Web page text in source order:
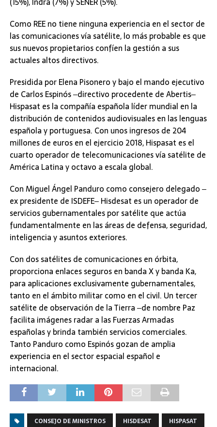
Como REE no tiene ninguna experiencia en el sector de
las comunicaciones vía satélite, lo más probable es que
sus nuevos propietarios confíen la gestión a sus
actuales altos directivos.
Presidida por Elena Pisonero y bajo el mando ejecutivo
de Carlos Espinós ‒directivo procedente de Abertis‒
Hispasat es la compañía española líder mundial en la
distribución de contenidos audiovisuales en las lenguas
española y portuguesa. Con unos ingresos de 204
millones de euros en el ejercicio 2018, Hispasat es el
cuarto operador de telecomunicaciones vía satélite de
América Latina y octavo a escala global.
Con Miguel Ángel Panduro como consejero delegado ‒
ex presidente de ISDEFE‒ Hisdesat es un operador de
servicios gubernamentales por satélite que actúa
fundamentalmente en las áreas de defensa, seguridad,
inteligencia y asuntos exteriores.
Con dos satélites de comunicaciones en órbita,
proporciona enlaces seguros en banda X y banda Ka,
para aplicaciones exclusivamente gubernamentales,
tanto en el ámbito militar como en el civil. Un tercer
satélite de observación de la Tierra ‒de nombre Paz
facilita imágenes radar a las Fuerzas Armadas
españolas y brinda también servicios comerciales.
Tanto Panduro como Espinós gozan de amplia
experiencia en el sector espacial español e
internacional.
CONSEJO DE MINISTROS HISDESAT HISPASAT